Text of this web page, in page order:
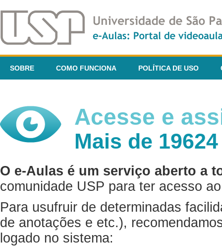
SOBRE COMO FUNCIONA POLÍTICA DE USO
Acesse e
Mais de
O e-Aulas é um serviço aberto a
comunidade USP para ter acesso
Para usufruir de determinadas
de anotações e etc.),
logado no sistema: